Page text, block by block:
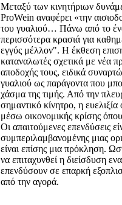
Μεταξύ των κινητήριων
ProWein αναφέρει «την
του γυαλιού… Πάνω από το ένα
περισσότερα κρασιά για
εγγύς μέλλον". Η έκθεση
καταναλωτές σχετικά με νέα
αποδοχής τους, ειδικά
γυαλιού ως παράγοντα που
χάσμα της τιμής. Από την
σημαντικό κίνητρο, η
μέσω οικονομικής κρίσης
Οι απαιτούμενες επενδύσεις
συμπεριλαμβανομένης μιας
είναι επίσης μια πρόκληση.
να επιταχυνθεί η διείσδυση
επενδύσουν σε επαρκή
από την αγορά.